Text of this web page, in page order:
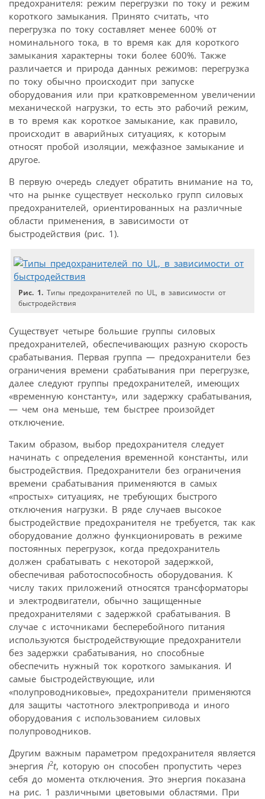
предохранителя: режим перегрузки по току и режим
короткого замыкания. Принято считать, что
перегрузка по току составляет менее 600% от
номинального тока, в то время как для короткого
замыкания характерны токи более 600%. Также
различается и природа данных режимов: перегрузка
по току обычно происходит при запуске
оборудования или при кратко­временном увеличении
механической нагрузки, то есть это рабочий режим,
в то время как короткое замыкание, как правило,
происходит в аварийных ситуациях, к которым
относят пробой изоляции, межфазное замыкание и
другое.
В первую очередь следует обратить внимание на то,
что на рынке существует несколько групп силовых
предохранителей, ориентированных на различные
области применения, в зависимости от
быстродействия (рис. 1).
Рис. 1. Типы предохранителей по UL, в зависимости от
быстродействия
Существует четыре большие группы силовых
предохранителей, обеспечивающих разную скорость
срабатывания. Первая группа — предохранители без
ограничения времени срабатывания при перегрузке,
далее следуют группы предохранителей, имеющих
«временную константу», или задержку срабатывания,
— чем она меньше, тем быстрее произойдет
отключение.
Таким образом, выбор предохранителя следует
начинать с определения временной константы, или
быстродействия. Предохранители без ограничения
времени срабатывания применяются в самых
«простых» ситуациях, не требующих быстрого
отключения нагрузки. В ряде случаев высокое
быстродействие предохранителя не требуется, так как
оборудование должно функционировать в режиме
постоянных перегрузок, когда предохранитель
должен срабатывать с некоторой задержкой,
обеспечивая работоспособность оборудования. К
числу таких приложений относятся трансформаторы
и электродвигатели, обычно защищенные
предохранителями с задержкой срабатывания. В
случае с источниками бесперебойного питания
используются быстродействующие предохранители
без задержки срабатывания, но способные
обеспечить нужный ток короткого замыкания. И
самые быстродействующие, или
«полупроводниковые», предохранители применяются
для защиты частотного электропривода и иного
оборудования с использованием силовых
полупроводников.
Другим важным параметром предохранителя является
энергия I2t, которую он способен пропустить через
себя до момента отключения. Это энергия показана
на рис. 1 различными цветовыми областями. При